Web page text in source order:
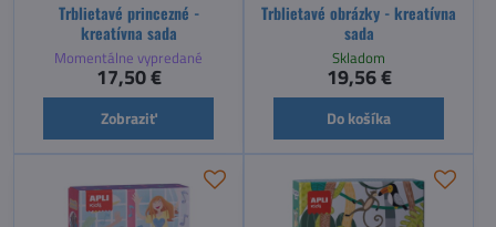
Trblietavé princezné -
kreatívna sada
Momentálne vypredané
17,50 €
Zobraziť
Trblietavé obrázky - kreatívna
sada
Skladom
19,56 €
Do košíka